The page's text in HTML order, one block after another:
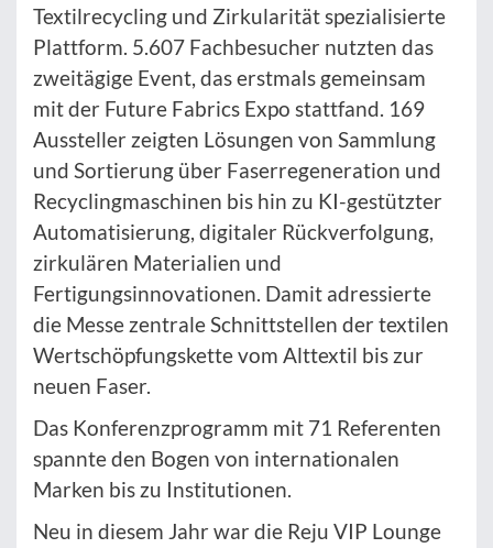
Textilrecycling und Zirkularität spezialisierte
Plattform. 5.607 Fachbesucher nutzten das
zweitägige Event, das erstmals gemeinsam
mit der Future Fabrics Expo stattfand. 169
Aussteller zeigten Lösungen von Sammlung
und Sortierung über Faserregeneration und
Recyclingmaschinen bis hin zu KI-gestützter
Automatisierung, digitaler Rückverfolgung,
zirkulären Materialien und
Fertigungsinnovationen. Damit adressierte
die Messe zentrale Schnittstellen der textilen
Wertschöpfungskette vom Alttextil bis zur
neuen Faser.
Das Konferenzprogramm mit 71 Referenten
spannte den Bogen von internationalen
Marken bis zu Institutionen.
Neu in diesem Jahr war die Reju VIP Lounge